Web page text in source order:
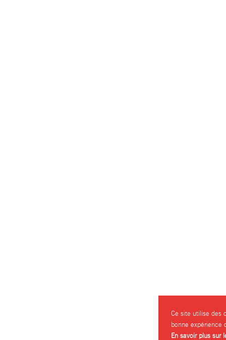
Ce site utilise des
bonne expérience
En savoir plus sur